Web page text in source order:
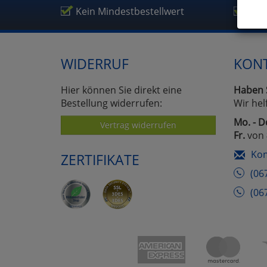
Kein Mindestbestellwert
WIDERRUF
Hier können Sie direkt eine
Bestellung widerrufen:
Vertrag widerrufen
ZERTIFIKATE
Haben
Wir
Mo. -
Fr.von